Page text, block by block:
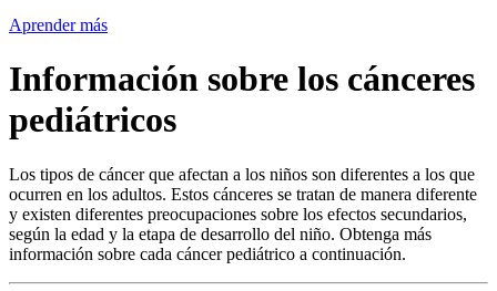
Aprender más
Información sobre los cánceres
pediátricos
Los tipos de cáncer que afectan a los niños son diferentes a los que
ocurren en los adultos. Estos cánceres se tratan de manera diferente
y existen diferentes preocupaciones sobre los efectos secundarios,
según la edad y la etapa de desarrollo del niño. Obtenga más
información sobre cada cáncer pediátrico a continuación.